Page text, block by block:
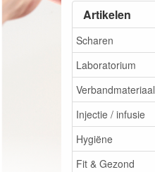
Artikelen
Scharen
Laboratorium
Verbandmateriaal
Injectie / infusie
Hygiëne
Fit & Gezond